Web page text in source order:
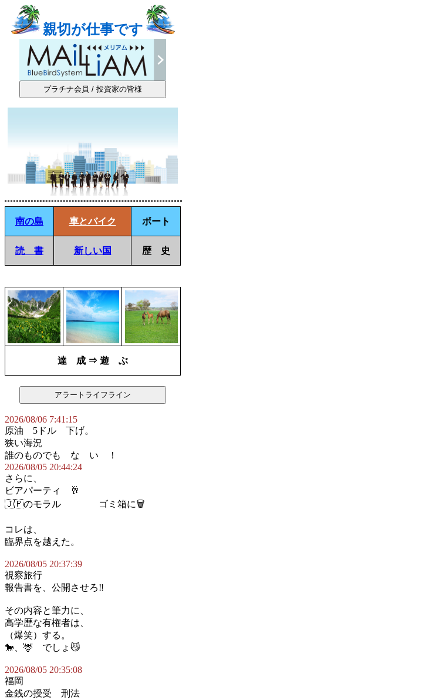
親切が仕事です
南の島 車とバイク ボート
読 書 新しい国 歴 史
達 成 ⇒ 遊 ぶ
2026/08/06 7:41:15
原油 5ドル 下げ。
狭い海況
誰のものでも な い ！
2026/08/05 20:44:24
さらに、
ビアパーティ 🥂
🇯🇵のモラル ゴミ箱に🗑️
コレは、
臨界点を越えた。
2026/08/05 20:37:39
視察旅行
報告書を、公開させろ‼️
その内容と筆力に、
高学歴な有権者は、
（爆笑）する。
🐎、🦌 でしょ😼
2026/08/05 20:35:08
福岡
金銭の授受 刑法